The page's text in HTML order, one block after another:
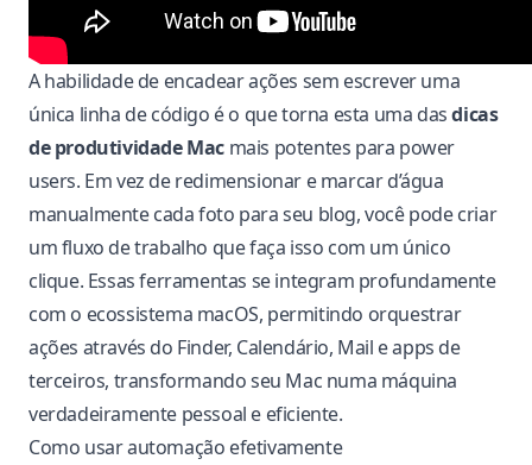
A habilidade de encadear ações sem escrever uma
única linha de código é o que torna esta uma dasdicas
de produtividade Mac mais potentes para power
users. Em vez de redimensionar e marcar d’água
manualmente cada foto para seu blog, você pode criar
um fluxo de trabalho que faça isso com um único
clique. Essas ferramentas se integram profundamente
com o ecossistema macOS, permitindo orquestrar
ações através do Finder, Calendário, Mail e apps de
terceiros, transformando seu Mac numa máquina
verdadeiramente pessoal e eficiente.
Como usar automação efetivamente